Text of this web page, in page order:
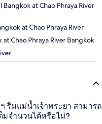
at Chao Phraya River
at Chao Phraya River
Chao Phraya River Bangkok
ริมแม่น้ำเจ้าพระยา สามารถ
มจำนวนได้หรือไม่?